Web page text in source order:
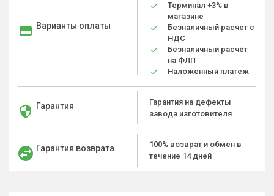
Варианты оплаты
Терминал +3% в
магазине
Безналичный расчет с
НДС
Безналичный расчёт
на ФЛП
Наложенный платеж
Гарантия
Гарантия на дефекты
завода изготовителя
Гарантия возврата
100% возврат и обмен в
течение 14 дней